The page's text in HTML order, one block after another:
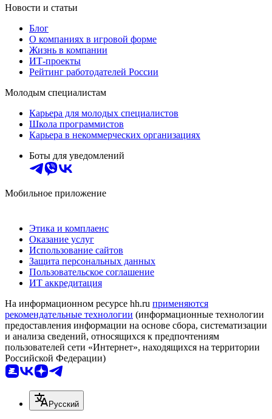
Новости и статьи
Блог
О компаниях в игровой форме
Жизнь в компании
ИТ-проекты
Рейтинг работодателей России
Молодым специалистам
Карьера для молодых специалистов
Школа программистов
Карьера в некоммерческих организациях
Боты для уведомлений
Мобильное приложение
Этика и комплаенс
Оказание услуг
Использование сайтов
Защита персональных данных
Пользовательское соглашение
ИТ аккредитация
На информационном ресурсе hh.ru применяются
рекомендательные технологии (информационные технологии
предоставления информации на основе сбора, систематизации
и анализа сведений, относящихся к предпочтениям
пользователей сети «Интернет», находящихся на территории
Российской Федерации)
Русский